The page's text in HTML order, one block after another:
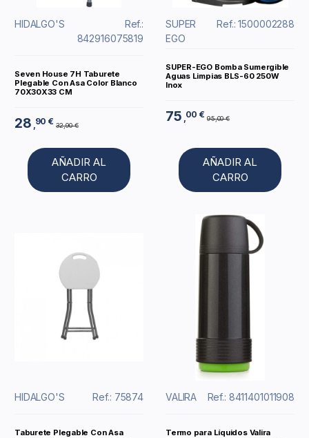
HIDALGO'S
Ref.:
842916075819
Seven House 7H Taburete
Plegable Con Asa Color Blanco
70X30X33 CM
28 90 € 32,90 €
AÑADIR AL
CARRO
SUPER
EGO
Ref.: 1500002288
SUPER-EGO Bomba Sumergible
Aguas Limpias BLS-60 250W
Inox
75 ,00 € 95,00 €
AÑADIR AL
CARRO
HIDALGO'S Ref.: 75874
Taburete Plegable Con Asa
VALIRA Ref.: 8411401011908
Termo para Líquidos Valira